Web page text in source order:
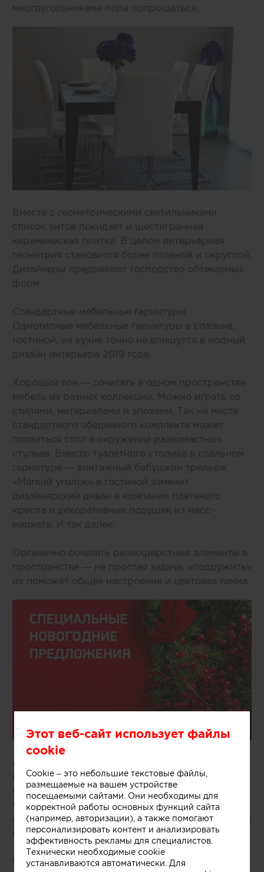
многоугольниками пора попрощаться.
Вместе с геометрическими светильниками
список хитов покидает и шестигранная
керамическая плитка. В целом интерьерная
геометрия становится более плавной и округлой.
Дизайнеры предрекают господство обтекаемых
форм.
Стандартные мебельные гарнитуры
Однотипные мебельные гарнитуры в спальне,
гостиной, на кухне точно не впишутся в модный
дизайн интерьера 2019 года.
Хороший тон — сочетать в одном пространстве
мебель из разных коллекций. Можно играть со
стилями, материалами и эпохами. Так на месте
стандартного обеденного комплекта может
появиться стол в окружение разномастных
стульев. Вместо туалетного столика в спальном
гарнитуре — винтажный бабушкин трельяж.
«Мягкий уголок» в гостиной заменит
дизайнерский диван в компании плетеного
кресла и декоративных подушек из масс-
маркета. И так далее.
Органично сочетать разношерстные элементы в
пространстве — не простая задача, «подружить»
их поможет общее настроение и цветовая гамма.
Антитренды в дизайне интерьера, наметившиеся
к концу 2018 года, говорят об одном — на пике
моды индивидуализация пространства.
Создавать уникальный дизайн сложнее, чем
следовать четкой стилевой инструкции, но какой
простор для творчества это открывает!
Собирайте свой интерьер в салонах ТК
Этот веб-сайт использует файлы
cookie
Cookie – это небольшие текстовые файлы,
размещаемые на вашем устройстве
посещаемыми сайтами. Они необходимы для
корректной работы основных функций сайта
(например, авторизации), а также помогают
персонализировать контент и анализировать
эффективность рекламы для специалистов.
Технически необходимые cookie
устанавливаются автоматически. Для